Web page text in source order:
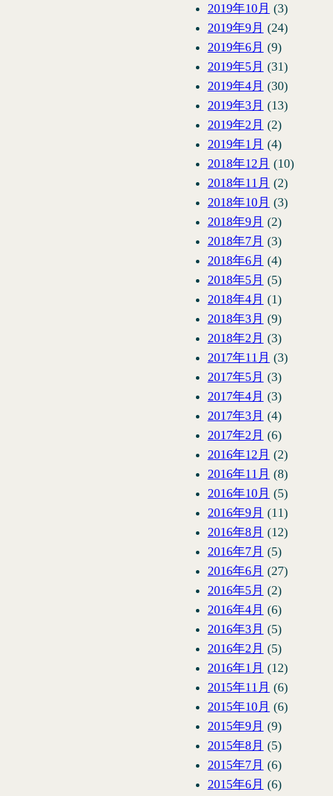
2019年10月 (3)
2019年9月 (24)
2019年6月 (9)
2019年5月 (31)
2019年4月 (30)
2019年3月 (13)
2019年2月 (2)
2019年1月 (4)
2018年12月 (10)
2018年11月 (2)
2018年10月 (3)
2018年9月 (2)
2018年7月 (3)
2018年6月 (4)
2018年5月 (5)
2018年4月 (1)
2018年3月 (9)
2018年2月 (3)
2017年11月 (3)
2017年5月 (3)
2017年4月 (3)
2017年3月 (4)
2017年2月 (6)
2016年12月 (2)
2016年11月 (8)
2016年10月 (5)
2016年9月 (11)
2016年8月 (12)
2016年7月 (5)
2016年6月 (27)
2016年5月 (2)
2016年4月 (6)
2016年3月 (5)
2016年2月 (5)
2016年1月 (12)
2015年11月 (6)
2015年10月 (6)
2015年9月 (9)
2015年8月 (5)
2015年7月 (6)
2015年6月 (6)